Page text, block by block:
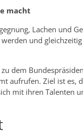
macht
Lachen und
und
dem
aufrufen. Ziel ist es,
mit ihren Talenten